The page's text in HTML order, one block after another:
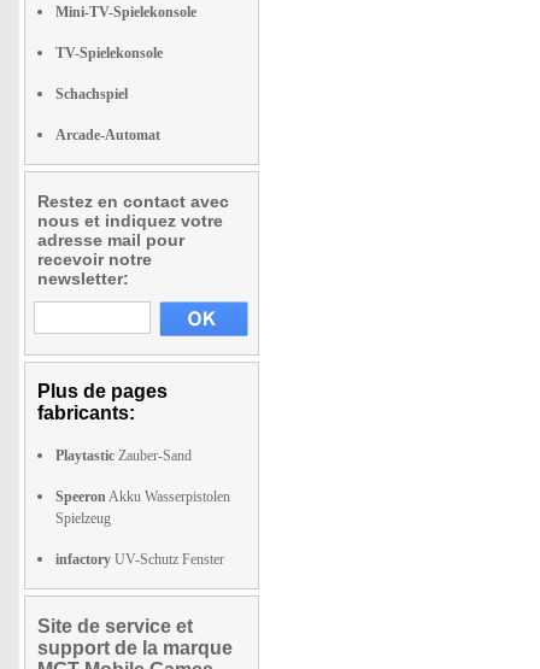
Mini-TV-Spielekonsole
TV-Spielekonsole
Schachspiel
Arcade-Automat
Restez en contact avec
nous et indiquez votre
adresse mail pour
recevoir notre
newsletter:
Plus de pages
fabricants:
Playtastic Zauber-Sand
SpeeronAkku Wasserpistolen
Spielzeug
infactory UV-Schutz Fenster
Site de service et
support de la marque